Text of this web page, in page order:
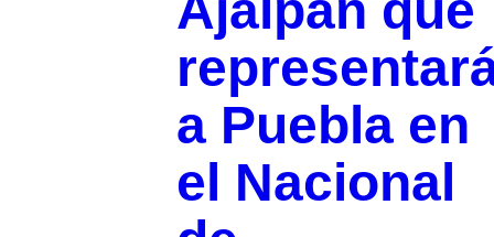
a Puebla en
el Nacional